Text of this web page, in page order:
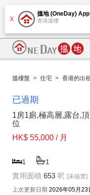
X
搵地 (OneDay) App
香港搵樓
搵樓盤 > 住宅 > 香港的出
已過期
1房1廁,極高層,露台,
位
HK$ 55,000 / 月
1 1
實用面積 653 呎 [未核實]
上次更新日期 2026年05月23